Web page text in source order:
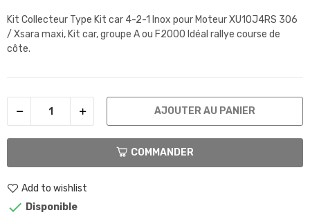
Kit Collecteur Type Kit car 4-2-1 Inox pour Moteur XU10J4RS 306
/ Xsara maxi, Kit car, groupe A ou F2000 Idéal rallye course de
côte.
AJOUTER AU PANIER
COMMANDER
Add to wishlist
 Disponible